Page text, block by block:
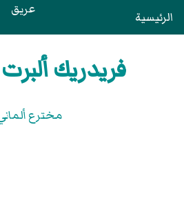
الرئيسية عريق
فريدريك
مخترع